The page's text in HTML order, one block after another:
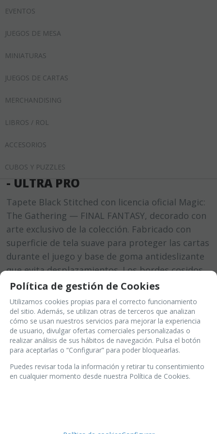
EVENTOS
JUEGOS DE MESA
MINIATURAS
JUEGOS DE CARTAS
MERCHANDISING
LIBROS / ROL
ACCESORIOS
CUBOS Y PUZZLES
Home
TAPETE BLACK STITCHED
FANTASY MAGIC THE GATHERING
- ULTRA PRO
Tapete Black Stitched con licencia oficial Magic:
The Gathering — FINAL FANTASY, decorado con
arte exclusivo de la colección. Fabricado con
superficie de tela suave para proteger las cartas
durante el juego y base de goma antideslizante
que evita desplazamientos. Los bordes cosidos
le aportan un acabado premium y mayor
resistencia al uso. Con unas dimensiones
aproximadas de 61 x 34 cm, también es ideal
como alfombrilla de ratón extragrande para el
hogar o la oficina.
últimas unidades en stock(1)
Política de gestión de Cookies
Utilizamos cookies propias para el correcto funcionamiento
del sitio. Además, se utilizan otras de terceros que analizan
cómo se usan nuestros servicios para mejorar la experiencia
de usuario, divulgar ofertas comerciales personalizadas o
realizar análisis de sus hábitos de navegación. Pulsa el botón
para aceptarlas o “Configurar” para poder bloquearlas.
Puedes revisar toda la información y retirar tu consentimiento
en cualquier momento desde nuestra Política de Cookies.